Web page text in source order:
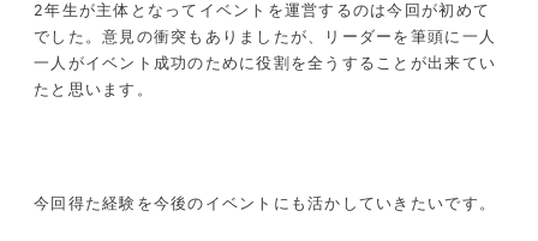
2年生が主体となってイベントを運営するのは今回が初めて
でした。意見の衝突もありましたが、リーダーを筆頭に一人
一人がイベント成功のために役割を全うすることが出来てい
たと思います。
今回得た経験を今後のイベントにも活かしていきたいです。